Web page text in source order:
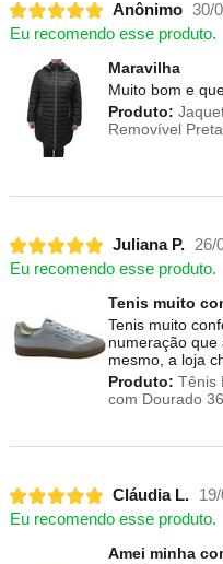
Anônimo 30/
Eu recomendo esse produto.
Maravilha
Muito bom e
Produto:
Removível
Juliana P. 26/
Eu recomendo esse produto.
Tenis muito
Tenis muito
numeração que
mesmo, a loja
Produto: Tênis
com Dourado
Cláudia L.
Eu recomendo esse produto.
Amei minha